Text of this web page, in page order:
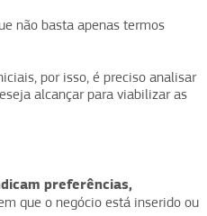
não basta apenas termos
por isso, é preciso analisar
alcançar para viabilizar as
preferências,
que o negócio está inserido ou